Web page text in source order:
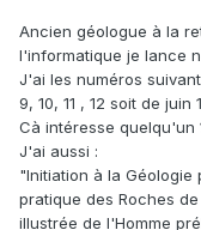
Ancien géologue à la
l'informatique je lance
J'ai les numéros
9, 10, 11 , 12 soit de juin
Cà intéresse quelqu'un
J'ai aussi :
"Initiation à la Géologie
pratique des Roches
illustrée de l'Homme